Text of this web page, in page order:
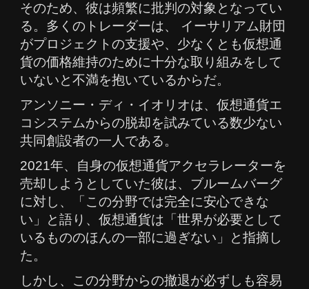
そのため、彼は頻繁に批判の対象となってい
る。多くのトレーダーは、 イーサリアム財団
がプロジェクトの支援や、少なくとも仮想通
貨の価格維持のために十分な取り組みをして
いないと不満を抱いているからだ。
アンソニー・ディ・イオリオは、仮想通貨エ
コシステムからの脱却を試みている数少ない
共同創設者の一人である。
2021年、自身の仮想通貨アクセラレーターを
売却しようとしていた彼は、ブルームバーグ
に対し、「この分野では完全に安心できな
い」と語り、仮想通貨は「世界が必要として
いるもののほんの一部に過ぎない」と指摘し
た。
しかし、この分野からの撤退が必ずしも容易